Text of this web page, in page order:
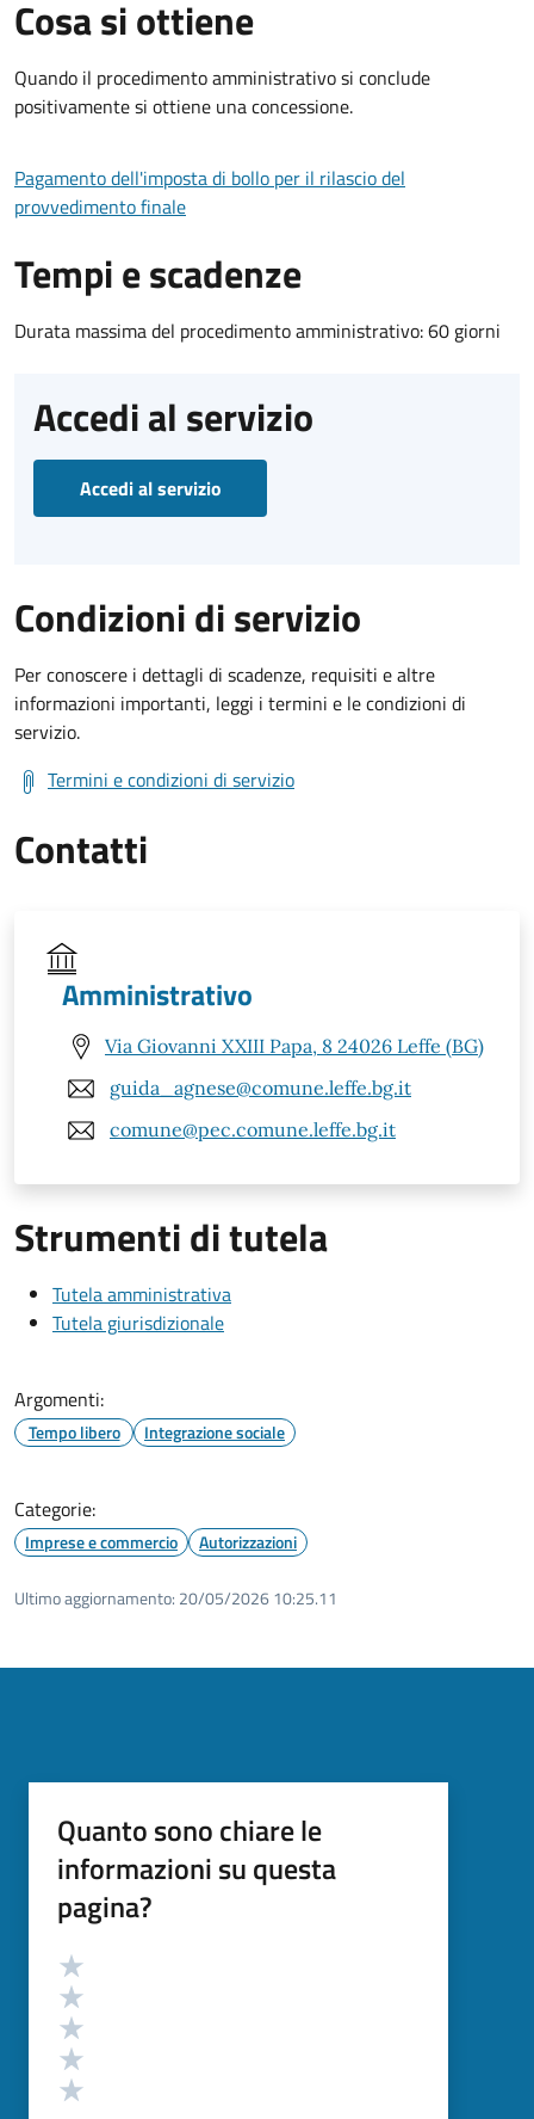
Cosa si ottiene
Quando il procedimento amministrativo si conclude
positivamente si ottiene una concessione.
Pagamento dell'imposta di bollo per il rilascio del
provvedimento finale
Tempi e scadenze
Durata massima del procedimento amministrativo: 60 giorni
Accedi al servizio
Accedi al servizio
Condizioni di servizio
Per conoscere i dettagli di scadenze, requisiti e altre
informazioni importanti, leggi i termini e le condizioni di
servizio.
Termini e condizioni di servizio
Contatti
Amministrativo
Via Giovanni XXIII Papa, 8 24026 Leffe (BG)
guida_agnese@comune.leffe.bg.it
comune@pec.comune.leffe.bg.it
Strumenti di tutela
Tutela amministrativa
Tutela giurisdizionale
Argomenti:
Tempo libero Integrazione sociale
Categorie:
Imprese e commercio Autorizzazioni
Ultimo aggiornamento: 20/05/2026 10:25.11
Quanto sono chiare le
informazioni su questa
pagina?
Valutazione